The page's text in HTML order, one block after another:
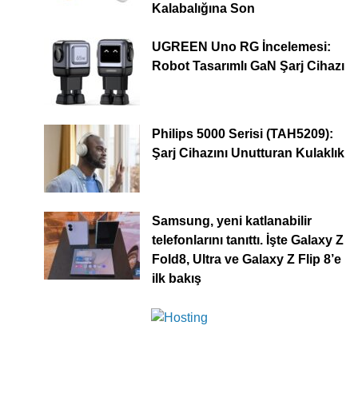
Kalabalığına Son
UGREEN Uno RG İncelemesi:
Robot Tasarımlı GaN Şarj Cihazı
Philips 5000 Serisi (TAH5209):
Şarj Cihazını Unutturan Kulaklık
Samsung, yeni katlanabilir
telefonlarını tanıttı. İşte Galaxy Z
Fold8, Ultra ve Galaxy Z Flip 8’e
ilk bakış